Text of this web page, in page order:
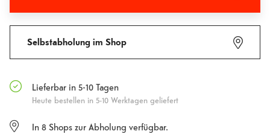
Selbstabholung im Shop
Lieferbar in 5-10 Tagen
Heute bestellen in 5-10 Werktagen geliefert
In 8Shops zur Abholung verfügbar.